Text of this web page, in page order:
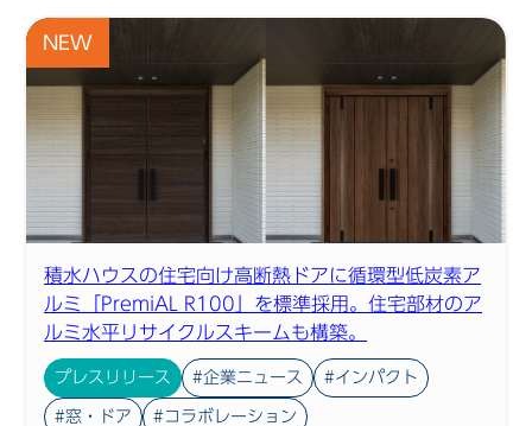
製品ニュースアーカイブ
NEW
積水ハウスの住宅向け高断熱ドアに循環型低炭素ア
ルミ「PremiAL R100」を標準採用。住宅部材のア
ルミ水平リサイクルスキームも構築。
プレスリリース #企業ニュース #インパクト
#窓・ドア #コラボレーション